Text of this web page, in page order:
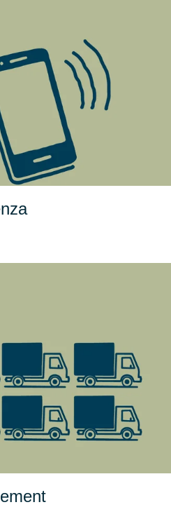
radiofrequenza
wireless tra i
dispositivi e il WMS
e la precisione
di stoccaggio e
Yard Management
e
flussi degli automezzi
e in uscita dal polo
logistico
.